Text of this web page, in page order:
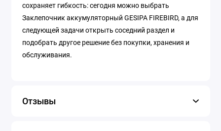
сохраняет гибкость: сегодня можно выбрать
Заклепочник аккумуляторный GESIPA FIREBIRD, а для
следующей задачи открыть соседний раздел и
подобрать другое решение без покупки, хранения и
обслуживания.
Отзывы